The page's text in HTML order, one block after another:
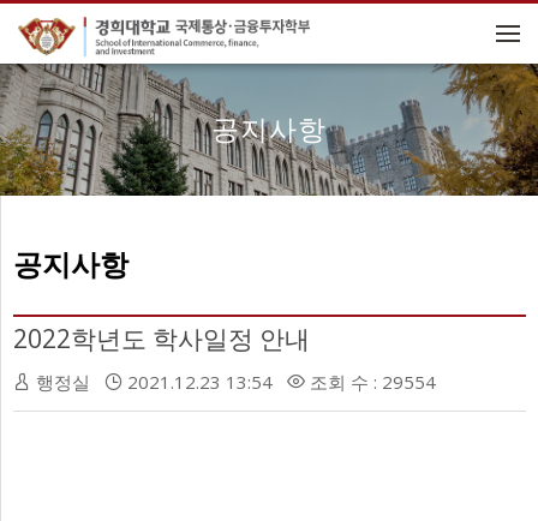
메뉴 건너뛰기
공지사항
공지사항
2022학년도 학사일정 안내
행정실 2021.12.23 13:54 조회 수 : 29554